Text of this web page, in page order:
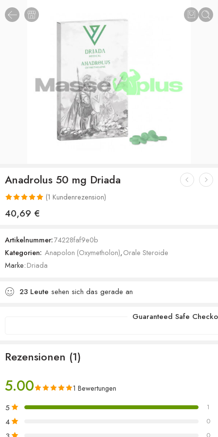
Anadrolus 50 mg Driada
Bewertet mit
5.00
auf
1
Kundenbewertung
(1 Kundenrezension)
40,69 €
Artikelnummer:74228faf9e0b
Kategorien: Anapolon (Oxymetholon),Orale Steroide
Marke:Driada
23 Leute sehen sich das gerade an
Guaranteed Safe
Rezensionen (1)
5.00 1 Bewertungen
5 1
4 0